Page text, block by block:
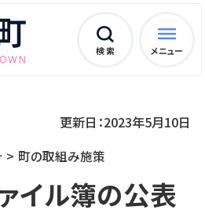
検 索 メニュー
町の取組み施策
更新日：2023年5月10日
イル簿の公表